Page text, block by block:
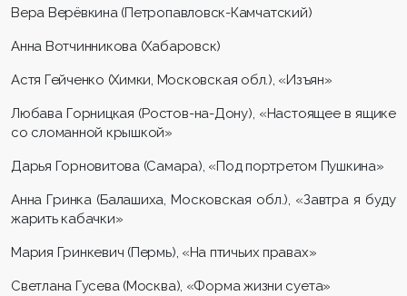
Вера Верёвкина (Петропавловск-Камчатский)
Анна Вотчинникова (Хабаровск)
Астя Гейченко (Химки, Московская обл.), «Изъян»
Любава Горницкая (Ростов-на-Дону), «Настоящее в ящике
со сломанной крышкой»
Дарья Горновитова (Самара), «Под портретом Пушкина»
Анна Гринка (Балашиха, Московская обл.), «Завтра я буду
жарить кабачки»
Мария Гринкевич (Пермь), «На птичьих правах»
Светлана Гусева (Москва), «Форма жизни суета»